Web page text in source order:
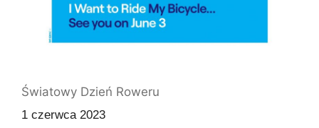
Światowy Dzień Roweru
1 czerwca 2023